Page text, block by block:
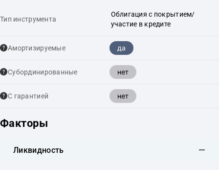
Тип инструмента
Облигация с покрытием/
участие в кредите
Амортизируемые да
Cубординированные нет
С гарантией нет
Факторы
Ликвидность